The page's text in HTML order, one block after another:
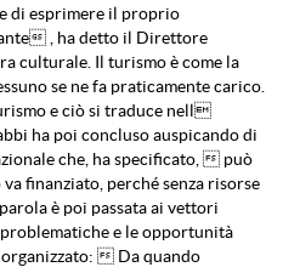
di esprimere il proprio
, ha detto il Direttore
culturale. Il turismo è come la
se ne fa praticamente carico.
e ciò si traduce nell
ha poi concluso auspicando di
che, ha specificato,  può
finanziato, perché senza risorse
è poi passata ai vettori
e le opportunità
Da quando